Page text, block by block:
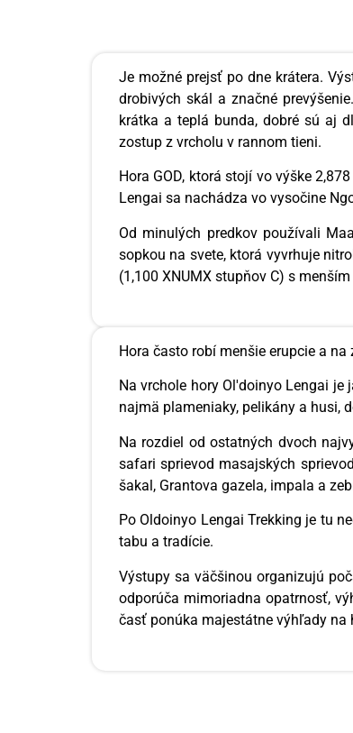
Je možné prejsť po dne krátera.
drobivých skál a značné
krátka a teplá bunda, dobré sú aj
zostup z vrcholu v rannom tieni.
Hora GOD, ktorá stojí vo výške
Lengai sa nachádza vo vysočine
Od minulých predkov používali
sopkou na svete, ktorá vyvrhuje
(1,100 XNUMX stupňov C) s
Hora často robí menšie erupcie a
Na vrchole hory Ol'doinyo Lengai
najmä plameniaky, pelikány a husi,
Na rozdiel od ostatných dvoch
safari sprievod masajských
šakal, Grantova gazela, impala a
Po Oldoinyo Lengai Trekking je tu
tabu a tradície.
Výstupy sa väčšinou organizujú
odporúča mimoriadna opatrnosť,
časť ponúka majestátne výhľady na